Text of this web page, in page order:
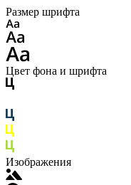
Размер шрифта
Цвет фона и шрифта
Изображения